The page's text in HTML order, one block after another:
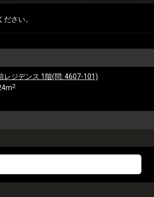
さい。
レジデンス 1階(問: 4607-101)
2